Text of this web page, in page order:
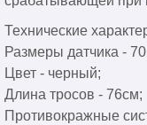
Технические
Размеры датчика -
Цвет - черный;
Длина тросов - 76см;
Противокражные